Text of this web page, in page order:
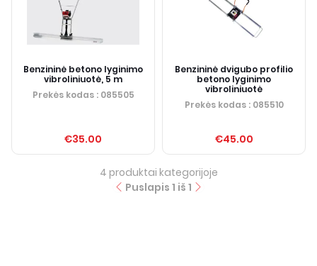
Benzininė betono lyginimo
vibroliniuotė, 5 m
Prekės kodas: 085505
€35.00
Benzininė dvigubo profilio
betono lyginimo
vibroliniuotė
Prekės kodas: 085510
€45.00
4 produktai kategorijoje
Puslapis 1 iš 1